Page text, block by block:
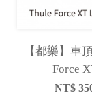
【都樂】車
Force
NT$